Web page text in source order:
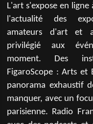
L'art s'expose en ligne
l'actualité des
amateurs d'art et
privilégié aux
moment. Des
FigaroScope : Arts et
panorama exhaustif
manquer, avec un
parisienne. Radio
que des magazines
Architectural
travers les galeries et
comme Arts in the
élargissent
expositions les plus
régions françaises et
sont essentielles
culturelles